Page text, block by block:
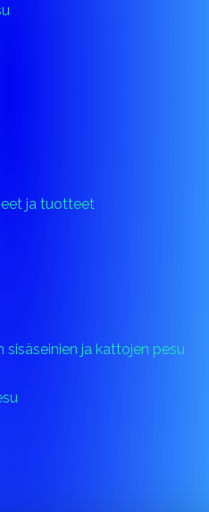
ja tuotteet
sisäseinien ja kattojen pesu